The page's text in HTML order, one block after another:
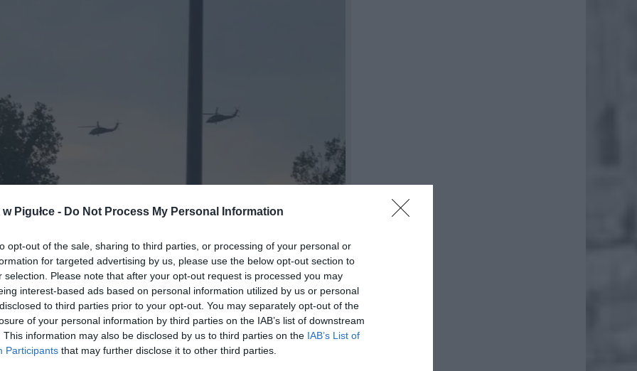
Pigułce - Do Not Process My Personal Information
opt-out of the sale, sharing to third parties, or processing of your personal or
for targeted advertising by us, please use the below opt-out section to
selection. Please note that after your opt-out request is processed you may
interest-based ads based on personal information utilized by us or personal
to third parties prior to your opt-out. You may separately opt-out of the
of your personal information by third parties on the IAB’s list of downstream
This information may also be disclosed by us to third parties on the IAB’s List of
Participants that may further disclose it to other third parties.
Przelot śmigłowców nad Warszawą. | Fot. Warszawa w Pigułce.
ZA MASZYNY?
widać wielozadaniowe śmigłowce S-70i Black Hawk – produkowane
zakłady PZL Mielec. To standardowe wyposażenie Wojsk